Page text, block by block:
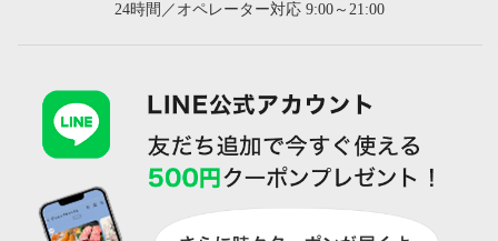
24時間／オペレーター対応 9:00～21:00